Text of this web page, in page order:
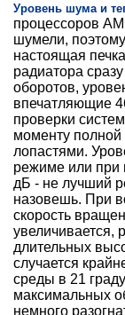
Уровень шума и
процессоров
шумели,
настоящая
радиатора
оборотов,
впечатляющие
проверки
моменту полной
лопастями.
режиме или при
дБ - не лучший
назовешь. При
скорость
увеличивается,
длительных
случается
среды в 21
максимальных
немного